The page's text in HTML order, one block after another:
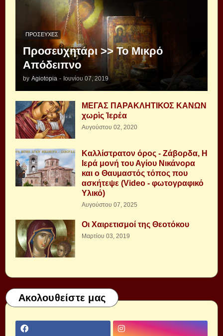
ΠΡΟΣΕΥΧΈΣ
Προσευχητάρι >> Το Μικρό
Απόδειπνο
by Agiotopia - Ιουνίου 07, 2019
ΜΕΓΑΣ ΠΑΡΑΚΛΗΤΙΚΟΣ ΚΑΝΩΝ
χωρὶς Ἱερέα
Αυγούστου 02, 2020
Καλλίστρατον όρος - Ζάβορδα, Η
Ιερά μονή του Αγίου Νικάνορα
και ο Θαυμαστός τόπος που
ασκήτεψε (Video - φωτογραφικό
Υλικό)
Αυγούστου 07, 2025
Οι Χαιρετισμοί της Θεοτόκου
Μαρτίου 03, 2019
Ακολουθείστε μας